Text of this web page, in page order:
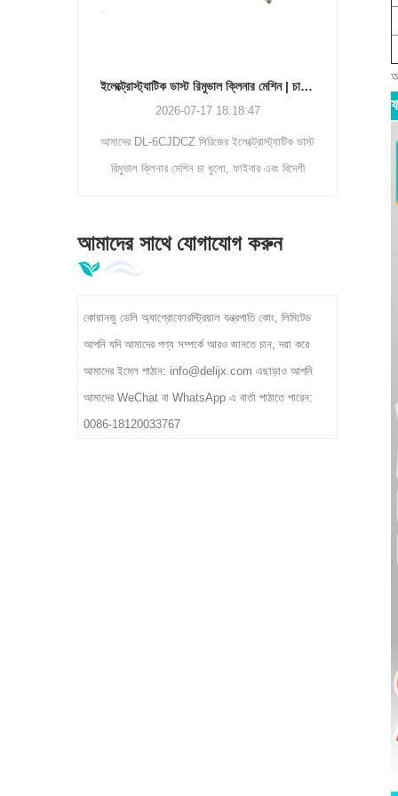
ইলেক্ট্রোস্ট্যাটিক ডাস্ট রিমুভাল ক্লিনার মেশিন | চা পাতার অশুদ্ধতা বিভাজক DL-6CJDCZ সিরিজ
2026-07-17 18:18:47
আমাদের DL-6CJDCZ সিরিজের ইলেক্ট্রোস্ট্যাটিক ডাস্ট
রিমুভাল ক্লিনার মেশিন চা ধুলো, ফাইবার এবং বিদেশী
ক্ষমতা, 380V শিল্প ভোল্টেজ, চা প্রাথমিক প্রক্রিয়াকরণ
কারখানার জন্য আদর্শ সমর্থন করে।
2026-07-
কীভাবে খাদ্য-গ্রেড
সামঞ্জস্যপূর্ণ সূক্ষ্মতা,
আমাদের সাথে যোগাযোগ করুন
কোয়ানজু ডেলি অ্যাগ্রোফোরস্ট্রিয়াল যন্ত্রপাতি কোং, লিমিটেড
আপনি যদি আমাদের পণ্য সম্পর্কে আরও জানতে চান, দয়া করে
আমাদের ইমেল পাঠান: info@delijx.com এছাড়াও আপনি
আমাদের WeChat বা WhatsApp এ বার্তা পাঠাতে পারেন:
0086-18120033767